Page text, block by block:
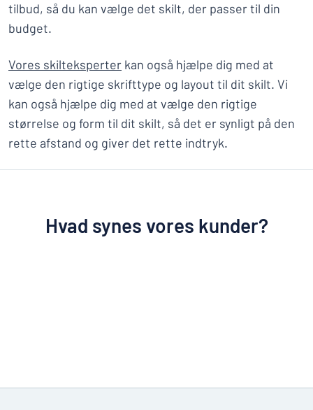
tilbud, så du kan vælge det skilt, der passer til din
budget.
Vores skilteksperter kan også hjælpe dig med at
vælge den rigtige skrifttype og layout til dit skilt. Vi
kan også hjælpe dig med at vælge den rigtige
størrelse og form til dit skilt, så det er synligt på den
rette afstand og giver det rette indtryk.
Hvad synes vores kunder?